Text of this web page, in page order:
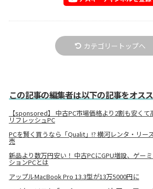
カテゴリートップへ
この記事の編集者は以下の記事をオス
【sponsored】 中古PC市場価格より2割も安く
リフレッシュPC
PCを賢く買うなら「Qualit」!? 横河レンタ・リー
売
新品より数万円安い！ 中古PCにGPU増設、ゲー
ションPCとは
アップルMacBook Pro 13.3型が13万5000円に